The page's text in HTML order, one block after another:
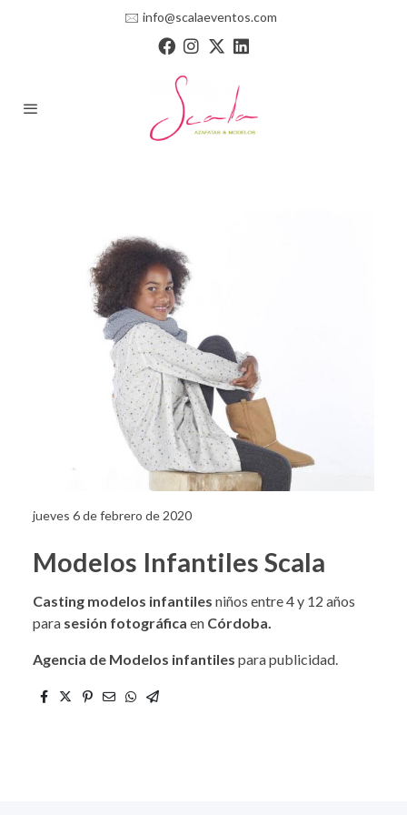
🖂 info@scalaeventos.com
jueves 6 de febrero de 2020
Modelos Infantiles Scala
Casting modelos infantiles niños entre 4 y 12 años
para sesión fotográfica en Córdoba.
Agencia de Modelos infantiles para publicidad.